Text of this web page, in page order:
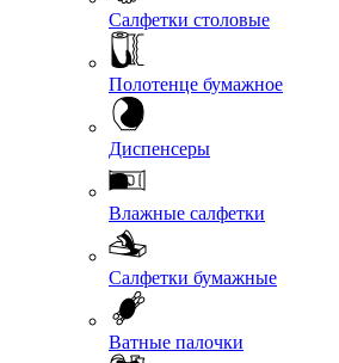
Салфетки столовые
Полотенце бумажное
Диспенсеры
Влажные салфетки
Салфетки бумажные
Ватные палочки